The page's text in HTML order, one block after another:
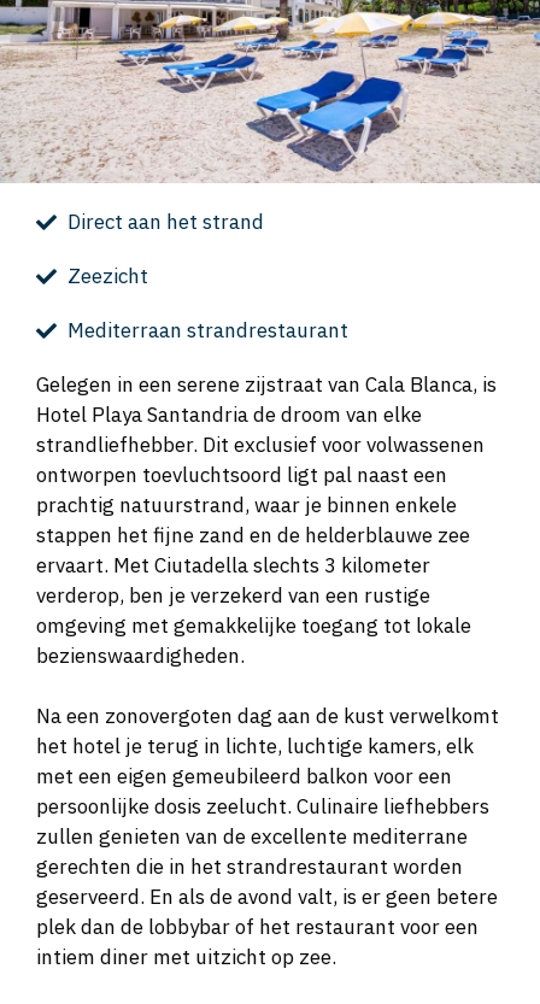
Direct aan het strand
Zeezicht
Mediterraan strandrestaurant
Gelegen in een serene zijstraat van Cala Blanca, is
Hotel Playa Santandria de droom van elke
strandliefhebber. Dit exclusief voor volwassenen
ontworpen toevluchtsoord ligt pal naast een
prachtig natuurstrand, waar je binnen enkele
stappen het fijne zand en de helderblauwe zee
ervaart. Met Ciutadella slechts 3 kilometer
verderop, ben je verzekerd van een rustige
omgeving met gemakkelijke toegang tot lokale
bezienswaardigheden.
Na een zonovergoten dag aan de kust verwelkomt
het hotel je terug in lichte, luchtige kamers, elk
met een eigen gemeubileerd balkon voor een
persoonlijke dosis zeelucht. Culinaire liefhebbers
zullen genieten van de excellente mediterrane
gerechten die in het strandrestaurant worden
geserveerd. En als de avond valt, is er geen betere
plek dan de lobbybar of het restaurant voor een
intiem diner met uitzicht op zee.